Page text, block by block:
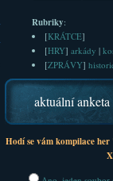
Rubriky:
[KRÁTCE]
[HRY] arkády |
[ZPRÁVY]
aktuální anketa
Hodí se vám kompilace